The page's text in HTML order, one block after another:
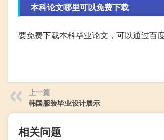
本科论文哪里可以免费下载
要免费下载本科毕业论文，可以通过百
上一篇
韩国服装毕业设计展示
相关问题